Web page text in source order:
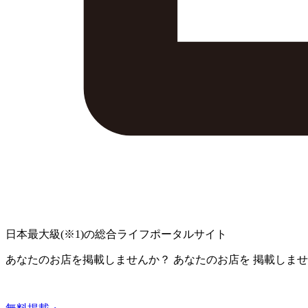
日本最大級(※1)の総合ライフポータルサイト
あなたのお店を掲載しませんか？ あなたのお店を 掲載しま